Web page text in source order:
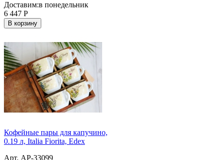
Доставим:в понедельник
6 447 Р
В корзину
Кофейные пары для капучино,
0.19 л, Italia Fiorita, Edex
Арт. AP-33099